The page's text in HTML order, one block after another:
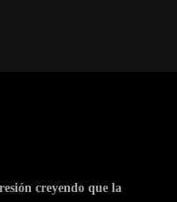
creyendo que la